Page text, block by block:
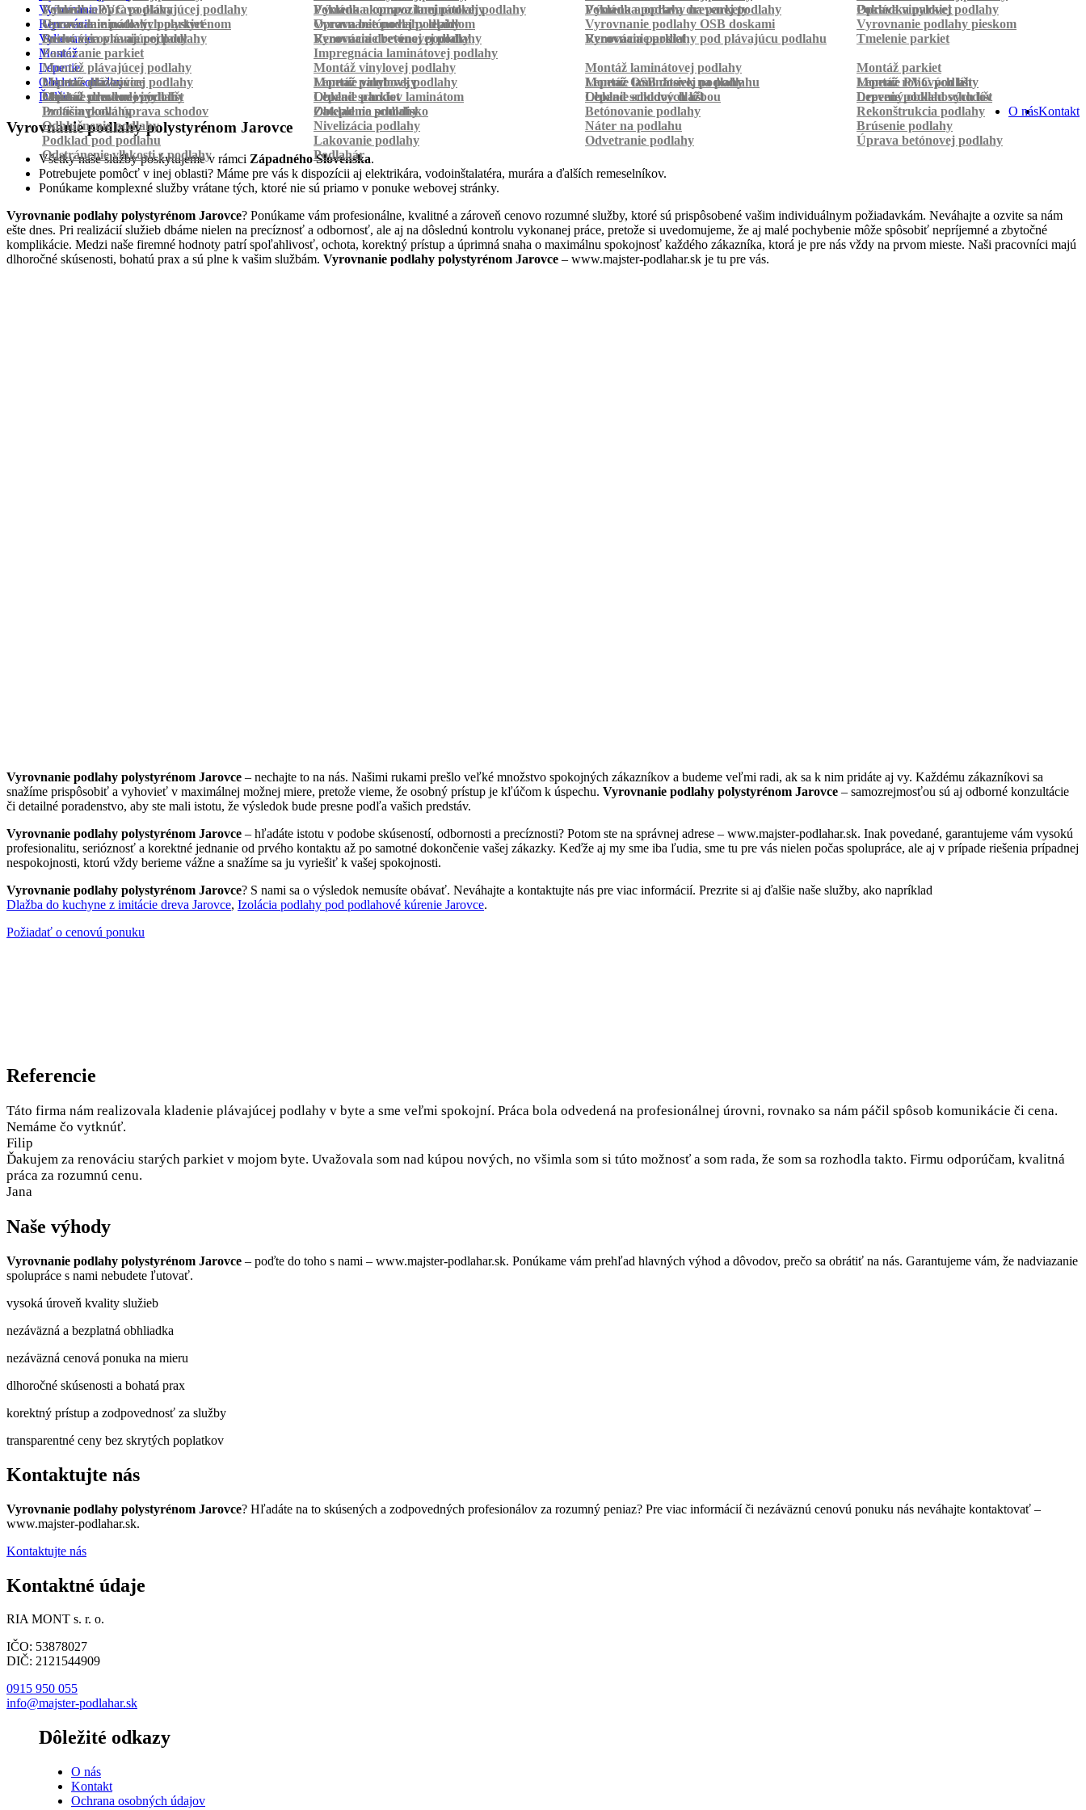
Pokládka PVC podlahy
Pokládka kompozitnej podlahy Pokládka podlahy na parkety Pokládka parkiet
Výmena a oprava plávajúcej podlahy
Výmena a oprava laminátovej podlahy Výmena a oprava drevenej podlahy
Oprava vinylovej podlahy
Oprava laminátových parkiet
Oprava betónovej podlahy
Vyrovnanie
Vyrovnanie podlahy polystyrénom
Vyrovnanie podlahy lepidlom Vyrovnanie podlahy OSB doskami
Vyrovnanie podlahy pieskom
Suché vyrovnanie podlahy
Vyrovnanie betónovej podlahy Vyrovnanie podlahy pod plávajúcu podlahu
Renovácia
Renovácia plávajúcej podlahy
Renovácia drevenej podlahy Renovácia parkiet
Tmelenie parkiet
Pastovanie parkiet
Impregnácia laminátovej podlahy
Vylievanie
Montáž
Montáž plávajúcej podlahy
Montáž vinylovej podlahy Montáž laminátovej podlahy
Montáž parkiet
Montáž dlážkovice
Montáž palubovky Montáž OSB dosiek na podlahu
Montáž rohových líšt
Montáž prechodových líšt
Lepenie
Lepenie plávajúcej podlahy
Lepenie vinylovej podlahy Lepenie laminátovej podlahy
Lepenie PVC podlahy
Lepenie drevenej podlahy
Lepenie parkiet Lepenie soklových líšt Lepenie podlahových líšt
Obklad schodov
Obklad schodov vinylom
Obklad schodov laminátom Obklad schodov dlažbou
Drevený obklad schodov
Protišmyková úprava schodov
Obklad na schodisko
Ďalšie
Izolácia podlahy
Zateplenie podlahy Betónovanie podlahy
Rekonštrukcia podlahy
Odhlučnenie podlahy
Nivelizácia podlahy Náter na podlahu
Brúsenie podlahy
Podklad pod podlahu
Lakovanie podlahy Odvetranie podlahy
Úprava betónovej podlahy
Odstránenie vlhkosti z podlahy
Podlahár
Kontakt
O nás
Vyrovnanie podlahy polystyrénom Jarovce
Všetky naše služby poskytujeme v rámci Západného Slovenska.
Potrebujete pomôcť v inej oblasti? Máme pre vás k dispozícii aj elektrikára, vodoinštalatéra, murára a ďalších remeselníkov.
Ponúkame komplexné služby vrátane tých, ktoré nie sú priamo v ponuke webovej stránky.
Vyrovnanie podlahy polystyrénom Jarovce? Ponúkame vám profesionálne, kvalitné a zároveň cenovo rozumné služby, ktoré sú prispôsobené vašim individuálnym požiadavkám. Neváhajte a ozvite sa nám
ešte dnes. Pri realizácií služieb dbáme nielen na precíznosť a odbornosť, ale aj na dôslednú kontrolu vykonanej práce, pretože si uvedomujeme, že aj malé pochybenie môže spôsobiť nepríjemné a zbytočné
komplikácie. Medzi naše firemné hodnoty patrí spoľahlivosť, ochota, korektný prístup a úprimná snaha o maximálnu spokojnosť každého zákazníka, ktorá je pre nás vždy na prvom mieste. Naši pracovníci majú
dlhoročné skúsenosti, bohatú prax a sú plne k vašim službám. Vyrovnanie podlahy polystyrénom Jarovce – www.majster-podlahar.sk je tu pre vás.
Vyrovnanie podlahy polystyrénom Jarovce – nechajte to na nás. Našimi rukami prešlo veľké množstvo spokojných zákazníkov a budeme veľmi radi, ak sa k nim pridáte aj vy. Každému zákazníkovi sa
snažíme prispôsobiť a vyhovieť v maximálnej možnej miere, pretože vieme, že osobný prístup je kľúčom k úspechu. Vyrovnanie podlahy polystyrénom Jarovce – samozrejmosťou sú aj odborné konzultácie
či detailné poradenstvo, aby ste mali istotu, že výsledok bude presne podľa vašich predstáv.
Vyrovnanie podlahy polystyrénom Jarovce – hľadáte istotu v podobe skúseností, odbornosti a precíznosti? Potom ste na správnej adrese – www.majster-podlahar.sk. Inak povedané, garantujeme vám vysokú
profesionalitu, serióznosť a korektné jednanie od prvého kontaktu až po samotné dokončenie vašej zákazky. Keďže aj my sme iba ľudia, sme tu pre vás nielen počas spolupráce, ale aj v prípade riešenia prípadnej
nespokojnosti, ktorú vždy berieme vážne a snažíme sa ju vyriešiť k vašej spokojnosti.
Vyrovnanie podlahy polystyrénom Jarovce? S nami sa o výsledok nemusíte obávať. Neváhajte a kontaktujte nás pre viac informácií. Prezrite si aj ďalšie naše služby, ako napríklad
Dlažba do kuchyne z imitácie dreva Jarovce, Izolácia podlahy pod podlahové kúrenie Jarovce.
Požiadať o cenovú ponuku
Referencie
Táto firma nám realizovala kladenie plávajúcej podlahy v byte a sme veľmi spokojní. Práca bola odvedená na profesionálnej úrovni, rovnako sa nám páčil spôsob komunikácie či cena.
Nemáme čo vytknúť.
Filip
Ďakujem za renováciu starých parkiet v mojom byte. Uvažovala som nad kúpou nových, no všimla som si túto možnosť a som rada, že som sa rozhodla takto. Firmu odporúčam, kvalitná
práca za rozumnú cenu.
Jana
Naše výhody
Vyrovnanie podlahy polystyrénom Jarovce – poďte do toho s nami – www.majster-podlahar.sk. Ponúkame vám prehľad hlavných výhod a dôvodov, prečo sa obrátiť na nás. Garantujeme vám, že nadviazanie
spolupráce s nami nebudete ľutovať.
vysoká úroveň kvality služieb
nezáväzná a bezplatná obhliadka
nezáväzná cenová ponuka na mieru
dlhoročné skúsenosti a bohatá prax
korektný prístup a zodpovednosť za služby
transparentné ceny bez skrytých poplatkov
Kontaktujte nás
Vyrovnanie podlahy polystyrénom Jarovce? Hľadáte na to skúsených a zodpovedných profesionálov za rozumný peniaz? Pre viac informácií či nezáväznú cenovú ponuku nás neváhajte kontaktovať –
www.majster-podlahar.sk.
Kontaktujte nás
Kontaktné údaje
RIA MONT s. r. o.
IČO: 53878027
DIČ: 2121544909
0915 950 055
info@majster-podlahar.sk
Dôležité odkazy
O nás
Kontakt
Ochrana osobných údajov